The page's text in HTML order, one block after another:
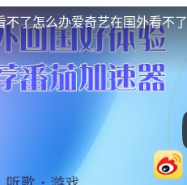
不了怎么办爱奇艺在国外看不